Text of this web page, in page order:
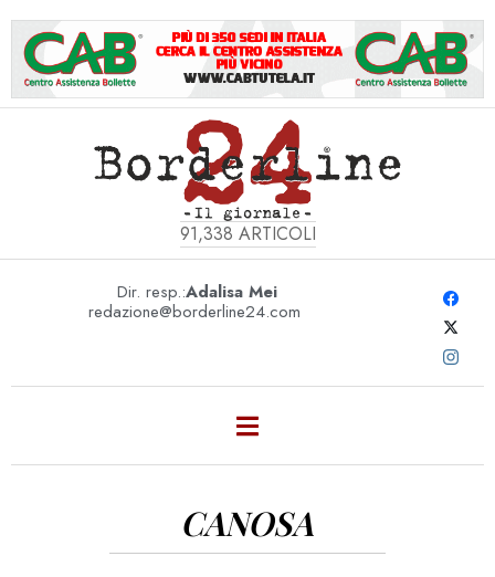
91,338 ARTICOLI
Dir. resp.:Adalisa Mei
redazione@borderline24.com
CANOSA